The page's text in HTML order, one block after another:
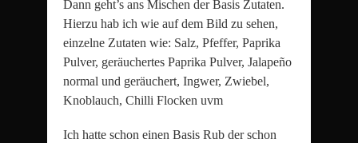
Dann geht’s ans Mischen der Basis Zutaten.
Hierzu hab ich wie auf dem Bild zu sehen,
einzelne Zutaten wie: Salz, Pfeffer, Paprika
Pulver, geräuchertes Paprika Pulver, Jalapeño
normal und geräuchert, Ingwer, Zwiebel,
Knoblauch, Chilli Flocken uvm
Ich hatte schon einen Basis Rub der schon